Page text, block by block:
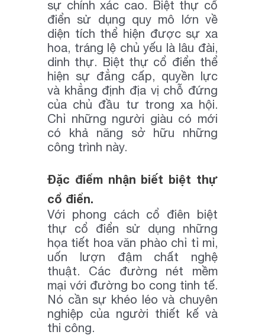
sự chính xác cao. Biệt thự cổ
điển sử dụng quy mô lớn về
diện tích thể hiện được sự xa
hoa, tráng lệ chủ yếu là lâu đài,
dinh thự. Biệt thự cổ điển thể
hiện sự đẳng cấp, quyền lực
và khẳng định địa vị chỗ đứng
của chủ đầu tư trong xa hội.
Chỉ những người giàu có mới
có khả năng sở hữu những
công trình này.
Đặc điểm nhận biết biệt thự
cổ điển.
Với phong cách cổ điên biệt
thự cổ điển sử dụng những
họa tiết hoa văn phào chỉ tỉ mỉ,
uốn lượn đậm chất nghệ
thuật. Các đường nét mềm
mại với đường bo cong tinh tế.
Nó cần sự khéo léo và chuyên
nghiệp của người thiết kế và
thi công.